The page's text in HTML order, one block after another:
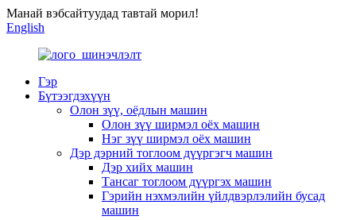
Манай вэбсайтуудад тавтай морил!
English
Гэр
Бүтээгдэхүүн
Олон зүү, оёдлын машин
Олон зүү ширмэл оёх машин
Нэг зүү ширмэл оёх машин
Дэр дэрний тоглоом дүүргэгч машин
Дэр хийх машин
Тансаг тоглоом дүүргэх машин
Гэрийн нэхмэлийн үйлдвэрлэлийн бусад
машин